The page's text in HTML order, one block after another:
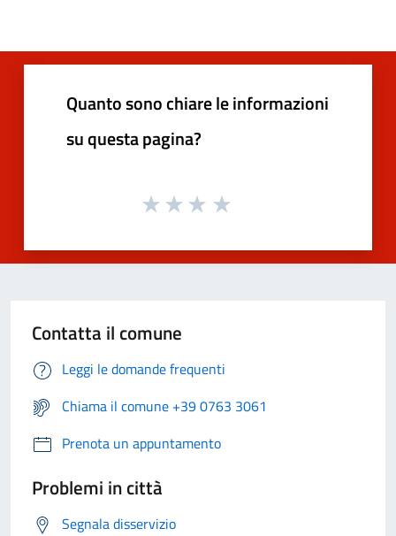
Quanto sono chiare le informazioni
su questa pagina?
Contatta il comune
Leggi le domande frequenti
Chiama il comune +39 0763 3061
Prenota un appuntamento
Problemi in città
Segnala disservizio